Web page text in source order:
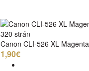
320 strán
Canon CLI-526 XL Magenta
1,90€